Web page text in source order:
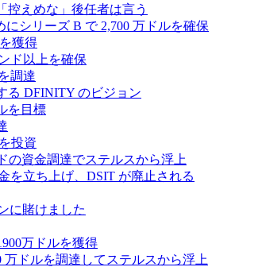
控えめな」後任者は言う
シリーズ B で 2,700 万ドルを確保
獲得
ド以上を確保
調達
る DFINITY のビジョン
を目標
投資
の資金調達でステルスから浮上
を立ち上げ、DSIT が廃止される
に賭けました
万ドルを獲得
万ドルを調達してステルスから浮上